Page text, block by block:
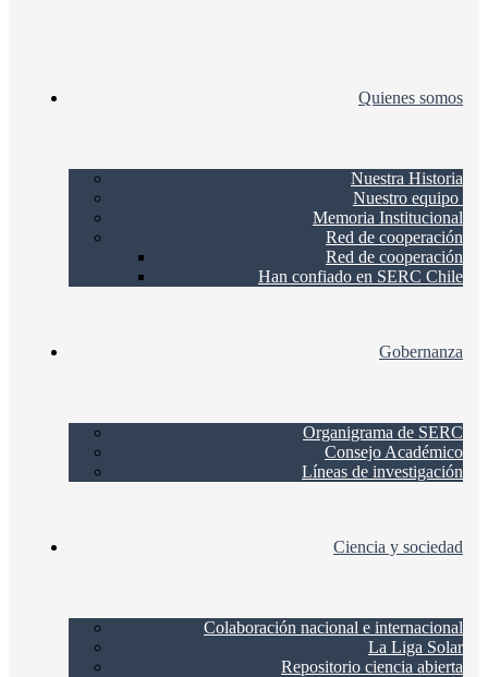
Quienes somos
Nuestra Historia
Nuestro equipo
Memoria Institucional
Red de cooperación
Red de cooperación
Han confiado en SERC Chile
Gobernanza
Organigrama de SERC
Consejo Académico
Líneas de investigación
Ciencia y sociedad
Colaboración nacional e internacional
La Liga Solar
Repositorio ciencia abierta